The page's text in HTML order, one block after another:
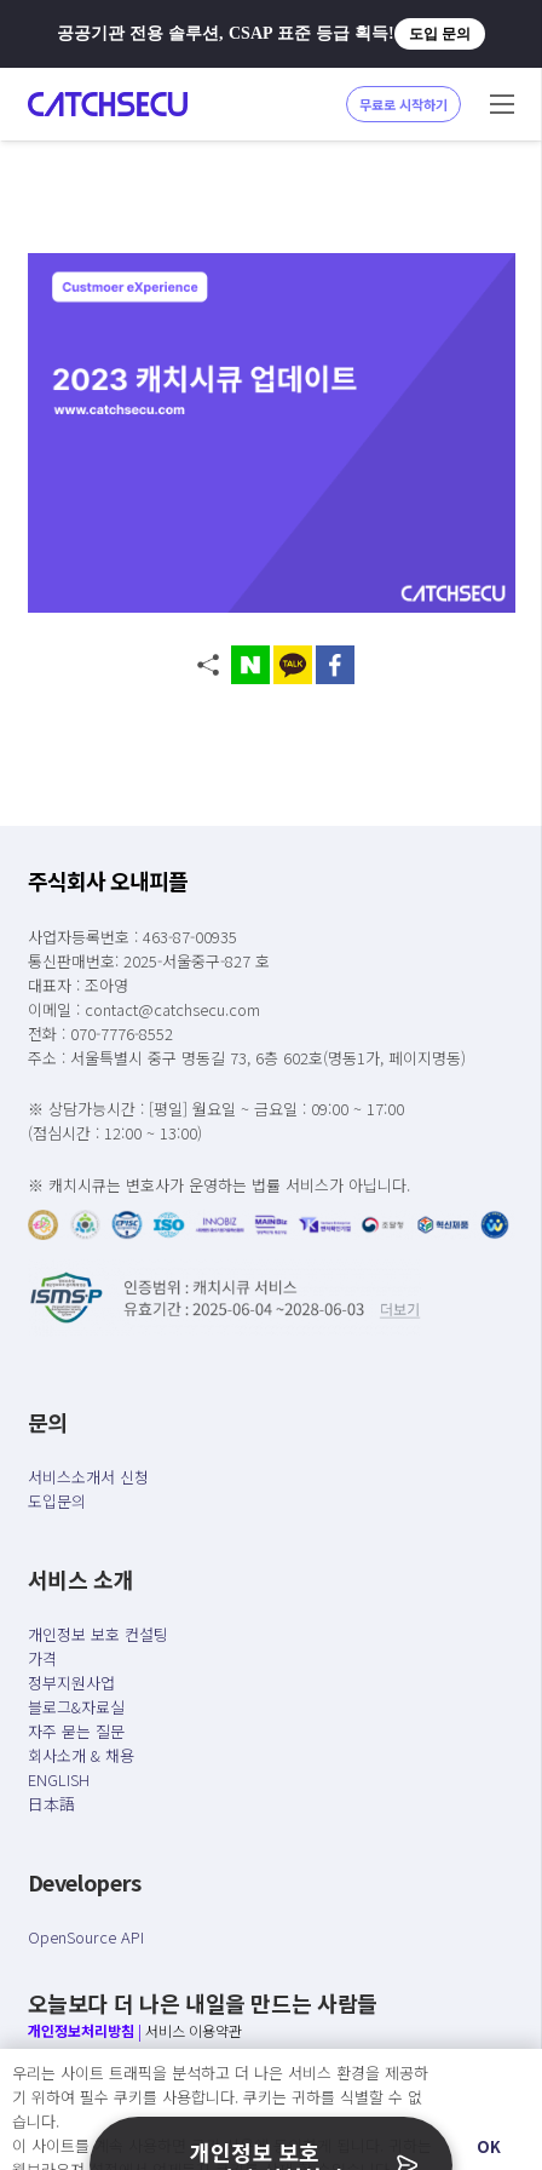
공공기관 전용 솔루션, CSAP 표준 등급 획득! 도입 문의
무료로 시작하기
주식회사 오내피플
사업자등록번호 : 463-87-00935
통신판매번호: 2025-서울중구-827 호
대표자 : 조아영
이메일 : contact@catchsecu.com
전화 : 070-7776-8552
주소 : 서울특별시 중구 명동길 73, 6층 602호(명동1가, 페이지명동)
※ 상담가능시간 : [평일] 월요일 ~ 금요일 : 09:00 ~ 17:00
(점심시간 : 12:00 ~ 13:00)
※ 캐치시큐는 변호사가 운영하는 법률 서비스가 아닙니다.
문의
서비스소개서 신청
도입문의
서비스 소개
개인정보 보호 컨설팅
가격
정부지원사업
블로그&자료실
자주 묻는 질문
회사소개 & 채용
ENGLISH
日本語
Developers
OpenSource API
오늘보다 더 나은 내일을 만드는 사람들
개인정보처리방침 | 서비스 이용약관
○ 개인정보보호 컴플라이언스를 선도하겠습니다.
○ 정보주체의 권리를 보장하겠습니다.
○ 기업의 개인정보보호를 위한 효율적 관리를 보장하겠습니다.
우리는 사이트 트래픽을 분석하고 더 나은 서비스 환경을 제공하
기 위하여 필수 쿠키를 사용합니다. 쿠키는 귀하를 식별할 수 없
습니다.
이 사이트를 계속 사용하면 쿠키 사용에 동의하게 됩니다. 귀하는
OK
개인정보 보호